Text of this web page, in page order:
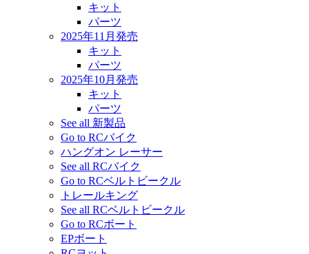
キット
パーツ
2025年11月発売
キット
パーツ
2025年10月発売
キット
パーツ
See all 新製品
Go to RCバイク
ハングオン レーサー
See all RCバイク
Go to RCベルトビークル
トレールキング
See all RCベルトビークル
Go to RCボート
EPボート